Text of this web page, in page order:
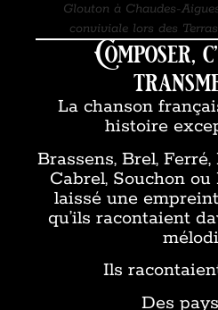
Glouton à Chaudes-
conviviale lors des
Composer,
La chanson
histoire
Brassens, Brel,
Cabrel, Souchon
laissé une
qu’ils racontaient
Ils
Des